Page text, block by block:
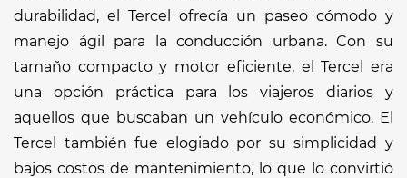
durabilidad, el Tercel ofrecía un paseo cómodo y
manejo ágil para la conducción urbana. Con su
tamaño compacto y motor eficiente, el Tercel era
una opción práctica para los viajeros diarios y
aquellos que buscaban un vehículo económico. El
Tercel también fue elogiado por su simplicidad y
bajos costos de mantenimiento, lo que lo convirtió